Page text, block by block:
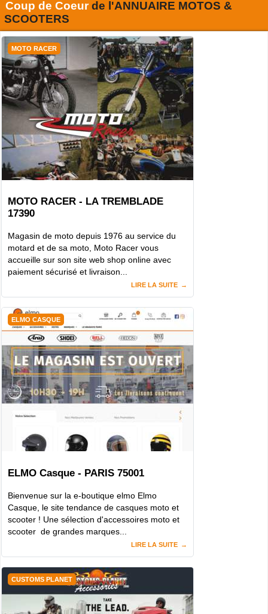
Coup de Coeurde l'ANNUAIRE MOTOS &
SCOOTERS
MOTO RACER
MOTO RACER - LA TREMBLADE
17390
Magasin de moto depuis 1976 au service du
motard et de sa moto, Moto Racer vous
accueille sur son site web shop online avec
paiement sécurisé et livraison...
LIRE LA SUITE
ELMO CASQUE
ELMO Casque - PARIS 75001
Bienvenue sur la e-boutique elmo Elmo
Casque, le site tendance de casques moto et
scooter ! Une sélection d'accessoires moto et
scooter de grandes marques...
LIRE LA SUITE
CUSTOMS PLANET